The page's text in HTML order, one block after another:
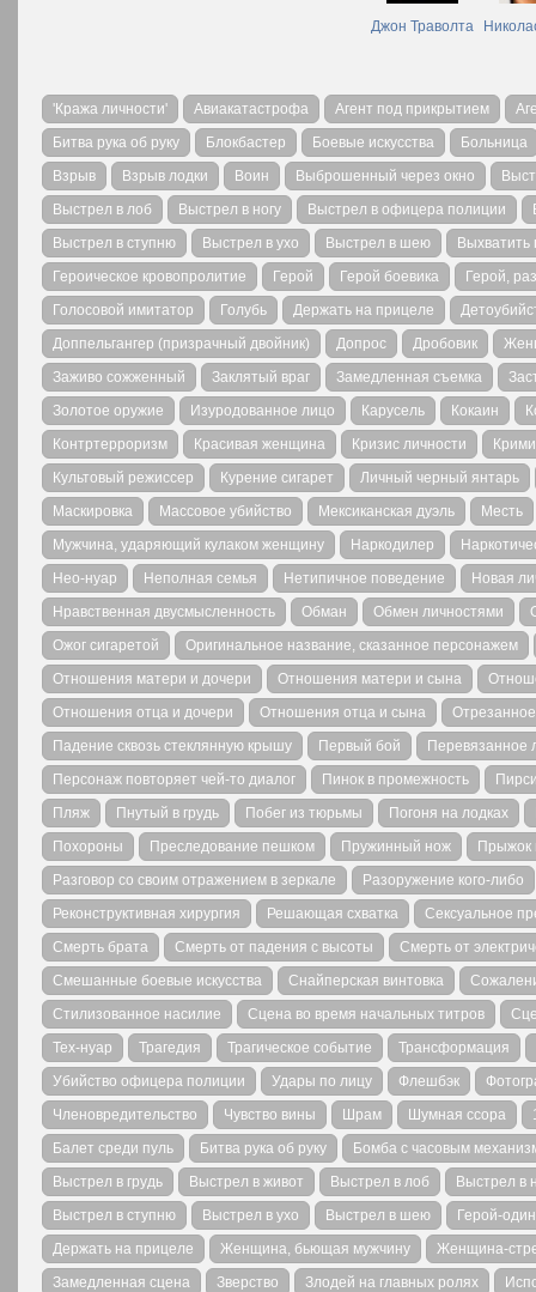
Джон Траволта
'Кража личности' Авиакатастрофа Агент под прикрытием
Битва рука об руку
Блокбастер Боевые искусства
Больница
Взрыв
Взрыв лодки Воин Выброшенный через окно
Выстрел в лоб
Выстрел в ногу Выстрел в офицера полиции
Выстрел в ступню
Выстрел в ухо Выстрел в шею
Выхватить
Героическое кровопролитие
Герой Герой боевика
Герой,
Голосовой имитатор
Голубь Держать на прицеле
Доппельгангер (призрачный двойник)
Допрос Дробовик
Заживо сожженный
Заклятый враг Замедленная съемка
Золотое оружие
Изуродованное лицо Карусель Кокаин
Контртерроризм
Красивая женщина Кризис личности
Культовый режиссер
Курение сигарет
Личный черный янтарь
Маскировка
Массовое убийство Мексиканская дуэль
Месть
Мужчина, ударяющий кулаком женщину
Наркодилер
Нео-нуар
Неполная семья Нетипичное поведение
Новая
Нравственная двусмысленность
Обман Обмен личностями
Ожог сигаретой
Оригинальное название, сказанное персонажем
Отношения матери и дочери
Отношения матери и сына
Отношения отца и дочери
Отношения отца и сына
Падение сквозь стеклянную крышу
Первый бой
Перевязанное
Персонаж повторяет чей-то диалог
Пинок в промежность
Пляж
Пнутый в грудь Побег из тюрьмы Погоня на лодках
Похороны
Преследование пешком Пружинный нож
Прыжок
Разговор со своим отражением в зеркале
Разоружение кого-либо
Реконструктивная хирургия
Решающая схватка
Сексуальное
Смерть брата
Смерть от падения с высоты
Смерть от
Смешанные боевые искусства
Снайперская винтовка
Стилизованное насилие
Сцена во время начальных титров
Тех-нуар
Трагедия Трагическое событие
Трансформация
Убийство офицера полиции
Удары по лицу Флешбэк
Членовредительство
Чувство вины Шрам Шумная ссора
Балет среди пуль
Битва рука об руку
Бомба с часовым
Выстрел в грудь
Выстрел в живот Выстрел в лоб
Выстрел в
Выстрел в ступню
Выстрел в ухо Выстрел в шею
Герой-
Держать на прицеле
Женщина, бьющая мужчину
Женщина-
Замедленная сцена
Зверство Злодей на главных ролях